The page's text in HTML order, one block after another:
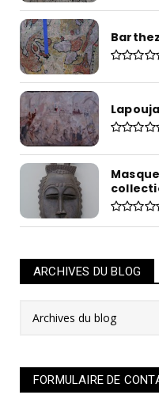
ARCHIVES DU BLOG
FORMULAIRE DE